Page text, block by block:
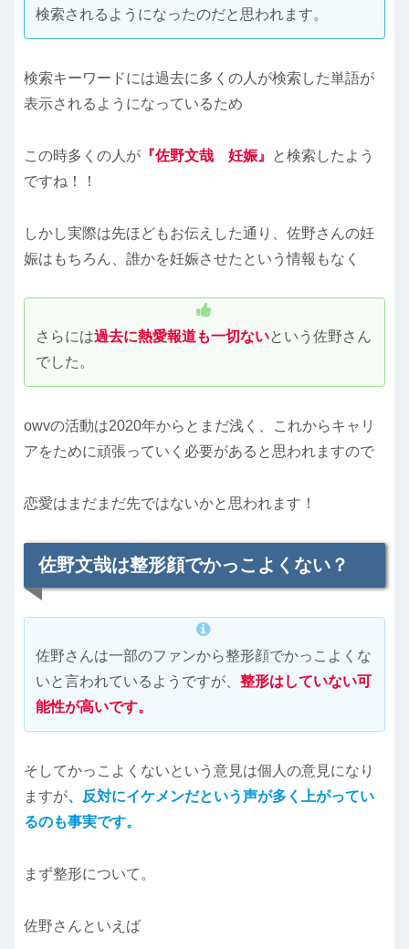
検索されるようになったのだと思われます。
検索キーワードには過去に多くの人が検索した単語が
表示されるようになっているため
この時多くの人が 『佐野文哉 妊娠』
と検索したよう
ですね！！
しかし実際は先ほどもお伝えした通り、佐野さんの妊
娠はもちろん、誰かを妊娠させたという情報もなく
さらには過去に熱愛報道も一切ないという佐野さん
でした。
owvの活動は2020年からとまだ浅く、これからキャリ
アをために頑張っていく必要があると思われますので
恋愛はまだまだ先ではないかと思われます！
佐野文哉は整形顔でかっこよくない？
佐野さんは一部のファンから整形顔でかっこよくな
いと言われているようですが、 整形はしていない可
能性が高いです。
そしてかっこよくないという意見は個人の意見になり
ますが、反対にイケメンだという声が多く上がってい
るのも事実です。
まず整形について。
佐野さんといえば